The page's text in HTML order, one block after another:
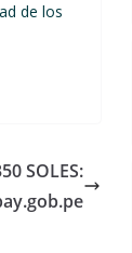
de los
SOLES: